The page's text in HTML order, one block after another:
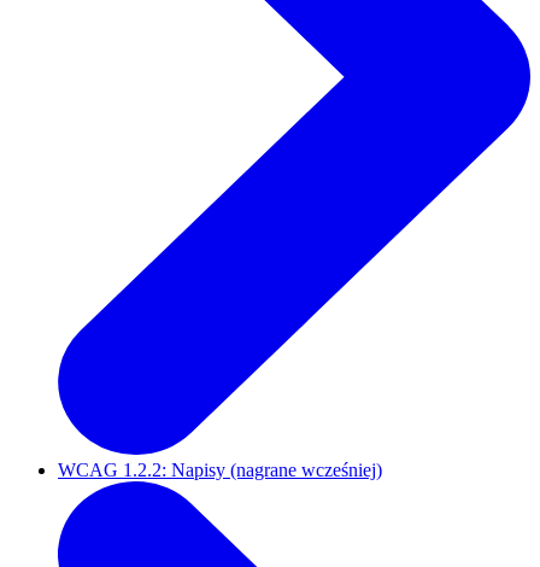
WCAG 1.2.2: Napisy (nagrane wcześniej)